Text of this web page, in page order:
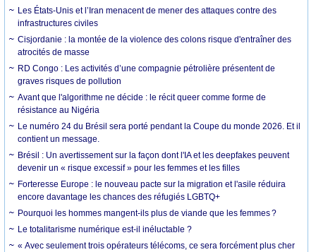
Les États-Unis et l’Iran menacent de mener des attaques contre des
infrastructures civiles
Cisjordanie : la montée de la violence des colons risque d'entraîner des
atrocités de masse
RD Congo : Les activités d’une compagnie pétrolière présentent de
graves risques de pollution
Avant que l'algorithme ne décide : le récit queer comme forme de
résistance au Nigéria
Le numéro 24 du Brésil sera porté pendant la Coupe du monde 2026. Et il
contient un message.
Brésil : Un avertissement sur la façon dont l'IA et les deepfakes peuvent
devenir un « risque excessif » pour les femmes et les filles
Forteresse Europe : le nouveau pacte sur la migration et l'asile réduira
encore davantage les chances des réfugiés LGBTQ+
Pourquoi les hommes mangent-ils plus de viande que les femmes ?
Le totalitarisme numérique est-il inéluctable ?
« Avec seulement trois opérateurs télécoms, ce sera forcément plus cher